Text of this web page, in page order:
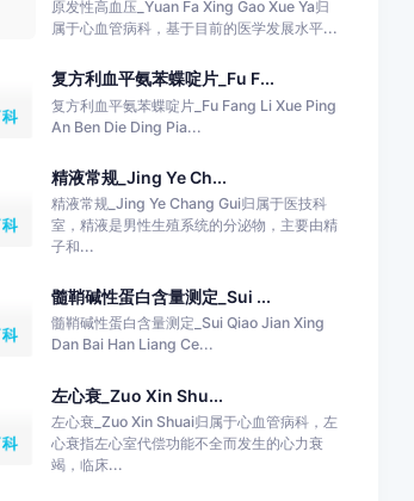
原发性高血压_Yuan Fa Xing Gao Xue Ya归
属于心血管病科，基于目前的医学发展水平...
复方利血平氨苯蝶啶片_Fu F...
复方利血平氨苯蝶啶片_Fu Fang Li Xue Ping
An Ben Die Ding Pia...
精液常规_Jing Ye Ch...
精液常规_Jing Ye Chang Gui归属于医技科
室，精液是男性生殖系统的分泌物，主要由精
子和...
髓鞘碱性蛋白含量测定_Sui ...
髓鞘碱性蛋白含量测定_Sui Qiao Jian Xing
Dan Bai Han Liang Ce...
左心衰_Zuo Xin Shu...
左心衰_Zuo Xin Shuai归属于心血管病科，左
心衰指左心室代偿功能不全而发生的心力衰
竭，临床...